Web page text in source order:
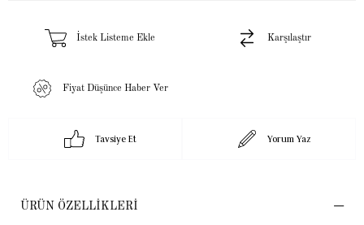
İstek Listeme Ekle Karşılaştır
Fiyat Düşünce Haber Ver
Tavsiye Et Yorum Yaz
ÜRÜN ÖZELLIKLERI